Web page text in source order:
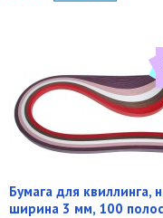
Бумага для
ширина 3 мм, 100